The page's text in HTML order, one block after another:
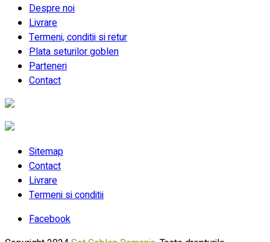
Despre noi
Livrare
Termeni, conditii si retur
Plata seturilor goblen
Parteneri
Contact
Sitemap
Contact
Livrare
Termeni si conditii
Facebook